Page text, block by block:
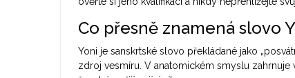
Co přesně znamená slovo
Yoni je sanskrtské slovo překládané jako
zdroj vesmíru. V anatomickém smyslu